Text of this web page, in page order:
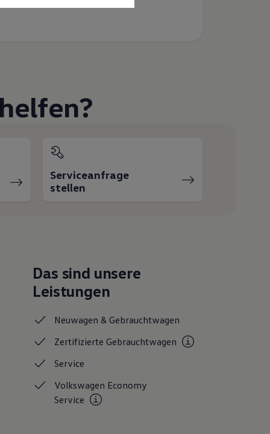
Serviceanfrage
stellen
Das sind unsere
Leistungen
Neuwagen &Gebrauchtwagen
ZertifizierteGebrauchtwagen
Service
Volkswagen Economy
Service